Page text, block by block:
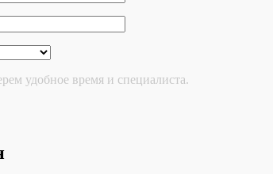
удобное время и специалиста.